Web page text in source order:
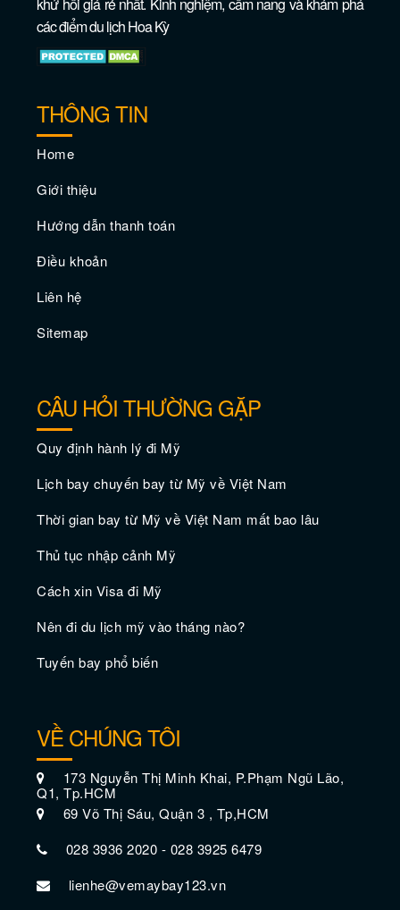
Minnesota
Vé máy bay đi giá rẻ Chico
các điểm du lịch Hoa Kỳ
THÔNG TIN
Home
Giới thiệu
Hướng dẫn thanh toán
Điều khoản
Liên hệ
Sitemap
CÂU HỎI THƯỜNG GẶP
Quy định hành lý đi Mỹ
Lịch bay chuyến bay từ Mỹ về Việt Nam
Thời gian bay từ Mỹ về Việt Nam mất bao lâu
Thủ tục nhập cảnh Mỹ
Cách xin Visa đi Mỹ
Nên đi du lịch mỹ vào tháng nào?
Tuyến bay phổ biến
VỀ CHÚNG TÔI
173 Nguyễn Thị Minh Khai, P.Phạm Ngũ Lão,
Q1, Tp.HCM
69 Võ Thị Sáu, Quận 3 , Tp,HCM
028 3936 2020 - 028 3925 6479
lienhe@vemaybay123.vn